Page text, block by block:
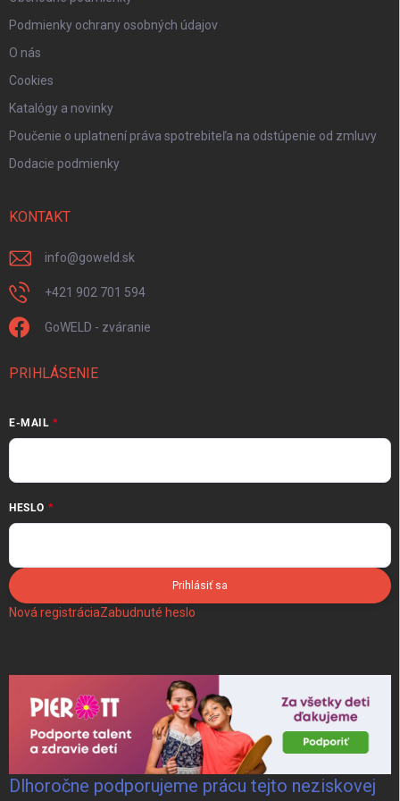
Podmienky ochrany osobných údajov
O nás
Cookies
Katalógy a novinky
Poučenie o uplatnení práva spotrebiteľa na odstúpenie od zmluvy
Dodacie podmienky
KONTAKT
info@goweld.sk
+421 902 701 594
GoWELD - zváranie
PRIHLÁSENIE
E-MAIL
HESLO
Prihlásiť sa
Nová registráciaZabudnuté heslo
Dlhoročne podporujeme prácu tejto neziskovej